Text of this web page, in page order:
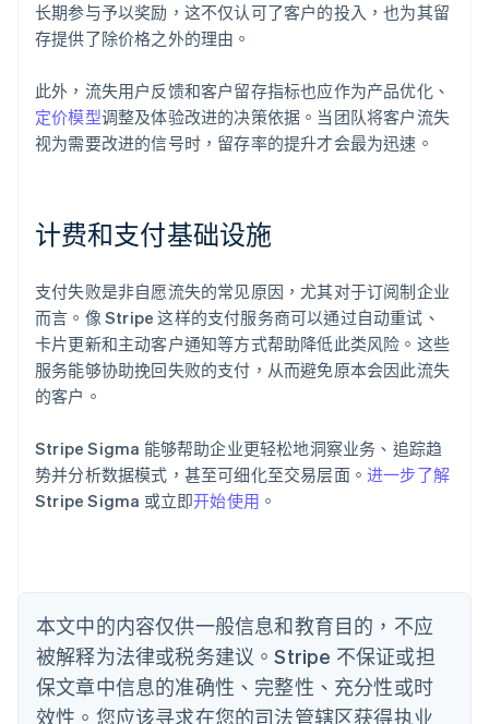
长期参与予以奖励，这不仅认可了客户的投入，也为其留
存提供了除价格之外的理由。
此外，流失用户反馈和客户留存指标也应作为产品优化、
定价模型调整及体验改进的决策依据。当团队将客户流失
视为需要改进的信号时，留存率的提升才会最为迅速。
计费和支付基础设施
支付失败是非自愿流失的常见原因，尤其对于订阅制企业
而言。像 Stripe 这样的支付服务商可以通过自动重试、
卡片更新和主动客户通知等方式帮助降低此类风险。这些
服务能够协助挽回失败的支付，从而避免原本会因此流失
的客户。
Stripe Sigma 能够帮助企业更轻松地洞察业务、追踪趋
势并分析数据模式，甚至可细化至交易层面。 进一步了解
Stripe Sigma 或立即开始使用 。
本文中的内容仅供一般信息和教育目的，不应
被解释为法律或税务建议。Stripe 不保证或担
保文章中信息的准确性、完整性、充分性或时
效性。您应该寻求在您的司法管辖区获得执业
爱尔兰
English
爱沙尼亚
English
奥地利
Deutsch
English
巴西
PortuguêsEnglish
保加利亚
English
丹麦
English
德国
DeutschEnglish